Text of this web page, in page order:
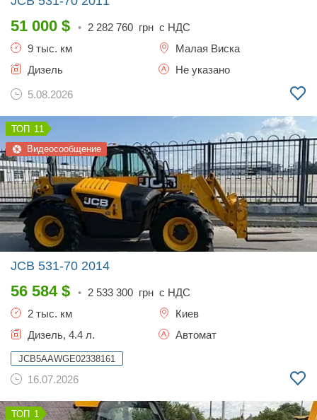
51 000 $ • 2 282 760 грн с НДС
9 тыс. км
Малая Виска
Дизель
Не указано
5.08.2026
11
Видеосообщение
JCB 531-70 2014
56 584 $ • 2 533 300 грн с НДС
2 тыс. км
Киев
Дизель, 4.4 л.
Автомат
JCB5AAWGE02338161
16.07.2026
1